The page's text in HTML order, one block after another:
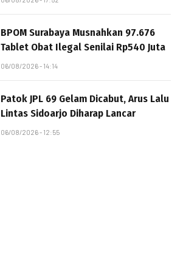
BPOM Surabaya Musnahkan 97.676
Tablet Obat Ilegal Senilai Rp540 Juta
06/08/2026 - 14:14
Patok JPL 69 Gelam Dicabut, Arus Lalu
Lintas Sidoarjo Diharap Lancar
06/08/2026 - 12:55